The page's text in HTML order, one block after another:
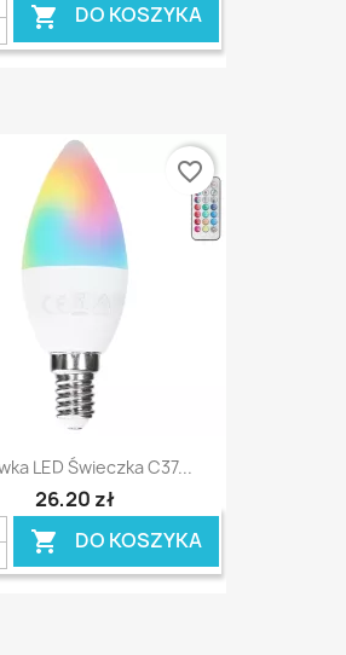
 DO KOSZYKA
LED Świeczka C37...
26,20 zł
 DO KOSZYKA
favorite_border